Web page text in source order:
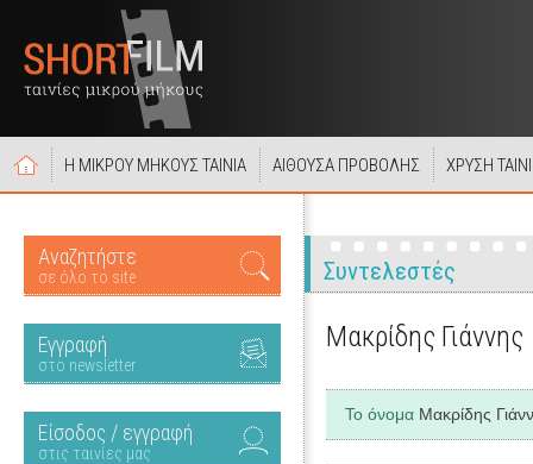
Η ΜΙΚΡΟΥ ΜΗΚΟΥΣ ΤΑΙΝΙΑ ΑΙΘΟΥΣΑ ΠΡΟΒΟΛΗΣ ΧΡΥΣΗ
Αναζητήστε
σε όλο το site
Εγγραφή
στο newsletter
Είσοδος / εγγραφή
στις ταινίες μας
Συντελεστές
Μακρίδης Γιάννης
Το όνομα Μακρίδης